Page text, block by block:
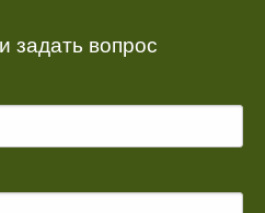
задать вопрос